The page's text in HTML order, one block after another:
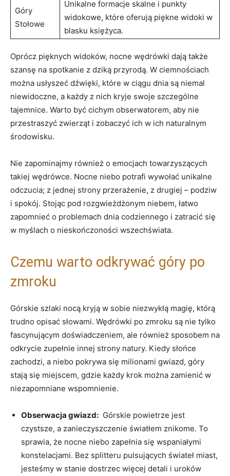
Góry
Stołowe
Unikalne formacje skalne i punkty
widokowe, które oferują piękne widoki w⁣
blasku księżyca.
Oprócz pięknych widoków, nocne ⁢wędrówki dają także
szansę na spotkanie z ⁤dziką przyrodą. W‍ ciemnościach
można‌ usłyszeć ⁤dźwięki, które w‍ ciągu dnia ‍są niemal
niewidoczne, a każdy‌ z nich kryje swoje szczególne
tajemnice. Warto być cichym obserwatorem, aby nie
przestraszyć zwierząt i ‌zobaczyć ich w ich naturalnym
środowisku.
Nie zapominajmy również o emocjach towarzyszących
takiej wędrówce. Nocne niebo potrafi wywołać unikalne
odczucia; z jednej‍ strony przerażenie, z drugiej ‍– podziw
i spokój. Stojąc pod rozgwieżdżonym ​niebem, łatwo
zapomnieć o problemach dnia codziennego i zatracić się
w ⁣myślach o nieskończoności wszechświata.
Czemu warto odkrywać góry po
zmroku
Górskie szlaki nocą kryją w sobie niezwykłą magię, którą
trudno opisać słowami. Wędrówki po zmroku są nie tylko
fascynującym doświadczeniem, ale również sposobem na
odkrycie zupełnie innej‍ strony natury. Kiedy słońce
zachodzi, a‌ niebo pokrywa się milionami gwiazd, góry
stają się miejscem, gdzie każdy ⁣krok można zamienić w
niezapomniane wspomnienie.
Obserwacja‍ gwiazd: ⁢ Górskie powietrze jest
czystsze, a zanieczyszczenie światłem znikome.⁢ To
sprawia, że nocne​ niebo zapełnia się ⁣wspaniałymi
konstelacjami. Bez splitteru pulsujących⁤ świateł⁢ miast,
⁢jesteśmy w stanie dostrzec więcej detali i uroków